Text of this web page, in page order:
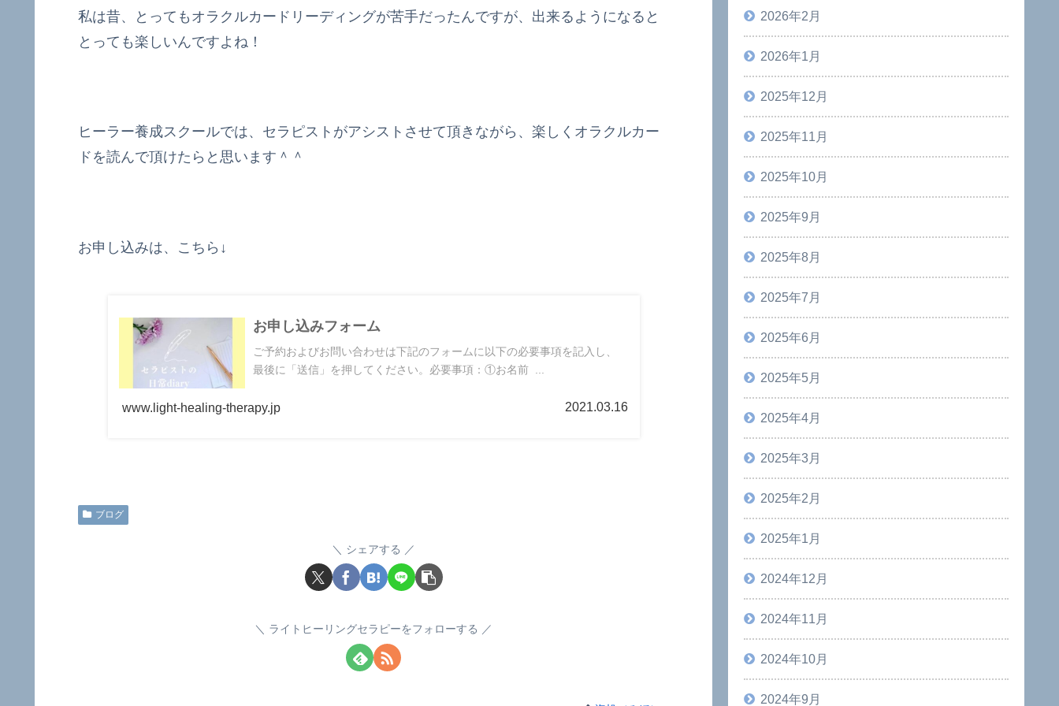
私は昔、とってもオラクルカードリーディングが苦手だったんですが、出来るようになると
とっても楽しいんですよね！
ヒーラー養成スクールでは、セラピストがアシストさせて頂きながら、楽しくオラクルカー
ドを読んで頂けたらと思います＾＾
お申し込みは、こちら↓
お申し込みフォーム
ご予約およびお問い合わせは下記のフォームに以下の必要事項を記入し、
最後に「送信」を押してください。必要事項：①お名前 ...
www.light-healing-therapy.jp 2021.03.16
ブログ
シェアする
ライトヒーリングセラピーをフォローする
2026年2月
2026年1月
2025年12月
2025年11月
2025年10月
2025年9月
2025年8月
2025年7月
2025年6月
2025年5月
2025年4月
2025年3月
2025年2月
2025年1月
2024年12月
2024年11月
2024年10月
2024年9月